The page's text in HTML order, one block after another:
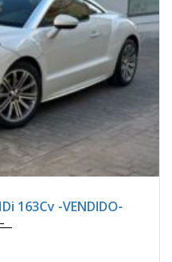
163Cv -VENDIDO-